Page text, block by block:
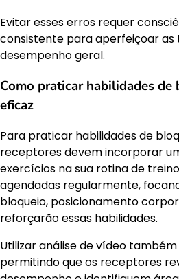
Evitar esses erros requer
consistente para aperfeiçoar
desempenho geral.
Como praticar habilidades de
eficaz
Para praticar habilidades de
receptores devem incorporar
exercícios na sua rotina de
agendadas regularmente,
bloqueio, posicionamento
reforçarão essas habilidades.
Utilizar análise de vídeo
permitindo que os receptores